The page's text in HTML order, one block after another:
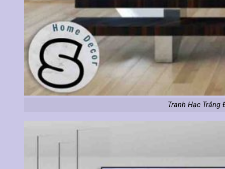
Tranh Hạc Trắng